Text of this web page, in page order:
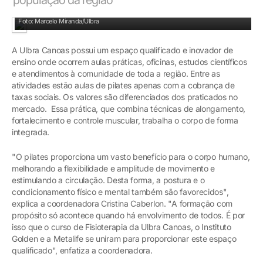
Foto: Marcelo Miranda/Ulbra
A Ulbra Canoas possui um espaço qualificado e inovador de
ensino onde ocorrem aulas práticas, oficinas, estudos científicos
e atendimentos à comunidade de toda a região. Entre as
atividades estão aulas de pilates apenas com a cobrança de
taxas sociais. Os valores são diferenciados dos praticados no
mercado. Essa prática, que combina técnicas de alongamento,
fortalecimento e controle muscular, trabalha o corpo de forma
integrada.
"O pilates proporciona um vasto benefício para o corpo humano,
melhorando a flexibilidade e amplitude de movimento e
estimulando a circulação. Desta forma, a postura e o
condicionamento físico e mental também são favorecidos",
explica a coordenadora Cristina Caberlon. "A formação com
propósito só acontece quando há envolvimento de todos. É por
isso que o curso de Fisioterapia da Ulbra Canoas, o Instituto
Golden e a Metalife se uniram para proporcionar este espaço
qualificado", enfatiza a coordenadora.